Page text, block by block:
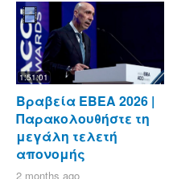
1:51:01
Βραβεία ΕΒΕΑ 2026 |
Παρακολουθήστε τη
μεγάλη τελετή
απονομής
2 months ago